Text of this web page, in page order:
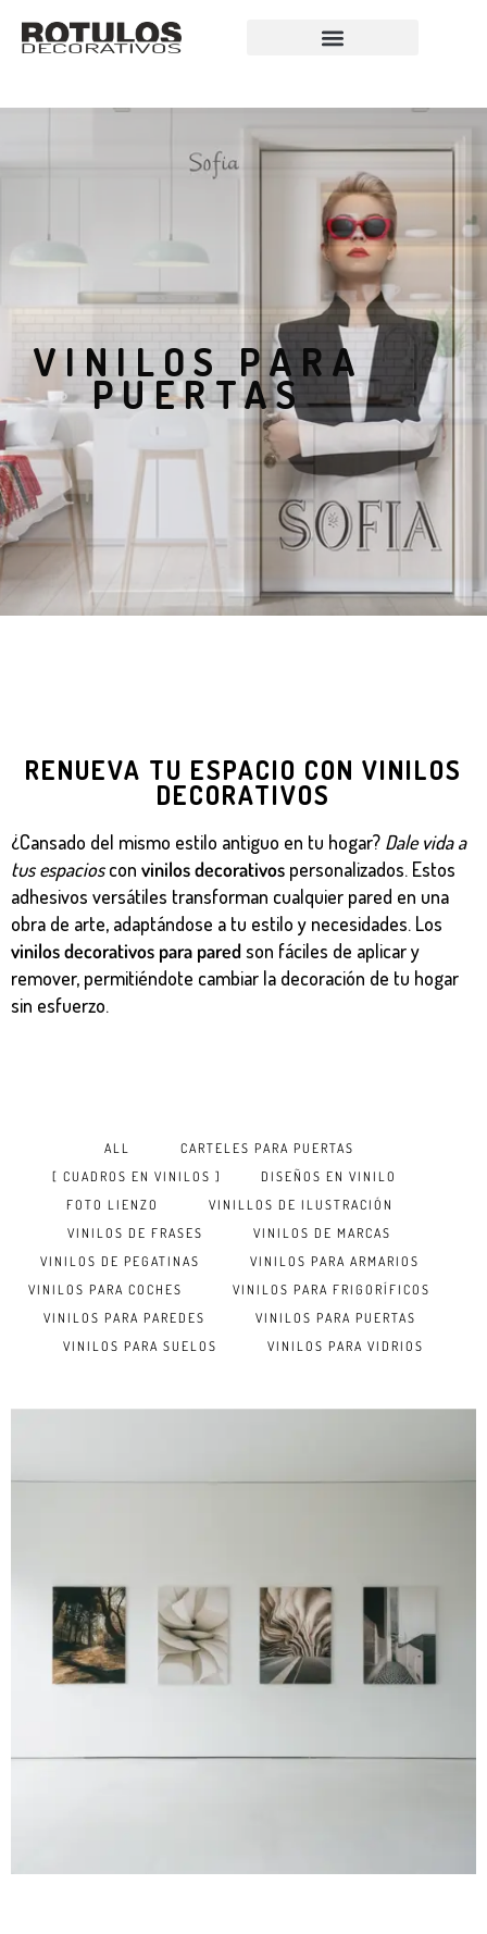
VINILOS PARA
PUERTAS
RENUEVA TU ESPACIO CON VINILOS
DECORATIVOS
¿Cansado del mismo estilo antiguo en tu hogar? Dale vida a
tus espacioscon vinilos decorativos personalizados. Estos
adhesivos versátiles transforman cualquier pared en una
obra de arte, adaptándose a tu estilo y necesidades. Los
vinilos decorativos para paredson fáciles de aplicar y
remover, permitiéndote cambiar la decoración de tu hogar
sin esfuerzo.
ALL
CARTELES PARA PUERTAS
CUADROS EN VINILOS
DISEÑOS EN VINILO
FOTO LIENZO
VINILLOS DE ILUSTRACIÓN
VINILOS DE FRASES
VINILOS DE MARCAS
VINILOS DE PEGATINAS
VINILOS PARA ARMARIOS
VINILOS PARA COCHES
VINILOS PARA FRIGORÍFICOS
VINILOS PARA PAREDES
VINILOS PARA PUERTAS
VINILOS PARA SUELOS
VINILOS PARA VIDRIOS